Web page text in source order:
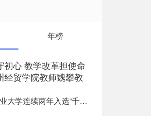
年榜
初心 教学改革担使命
贸学院教师魏攀教
河南科技职业大学连续两年入选“千团万人推普强国行”全国重点团队